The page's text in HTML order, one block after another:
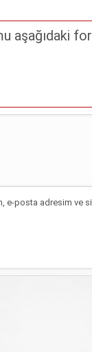
aşağıdaki
e-posta adresim ve